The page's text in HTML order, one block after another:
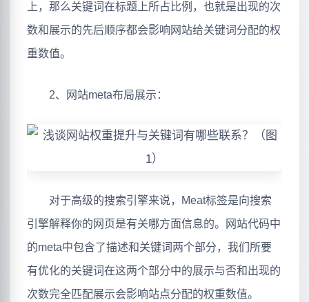
上，那么关键词在标题上所占比例，也就是出现的次
数和展示的先后顺序都会影响网站给关键词分配的权
重数值。
2、网站meta布局展示：
对于高级的搜索引擎来说，Meat标签是向搜索
引擎解释你的网页是有关哪方面信息的。网站代码中
的meta中包含了描述和关键词两个部分，我们所要
有优化的关键词在这两个部分中的展示与否和出现的
次数完全匹配展示会影响站点分配的权重数值。